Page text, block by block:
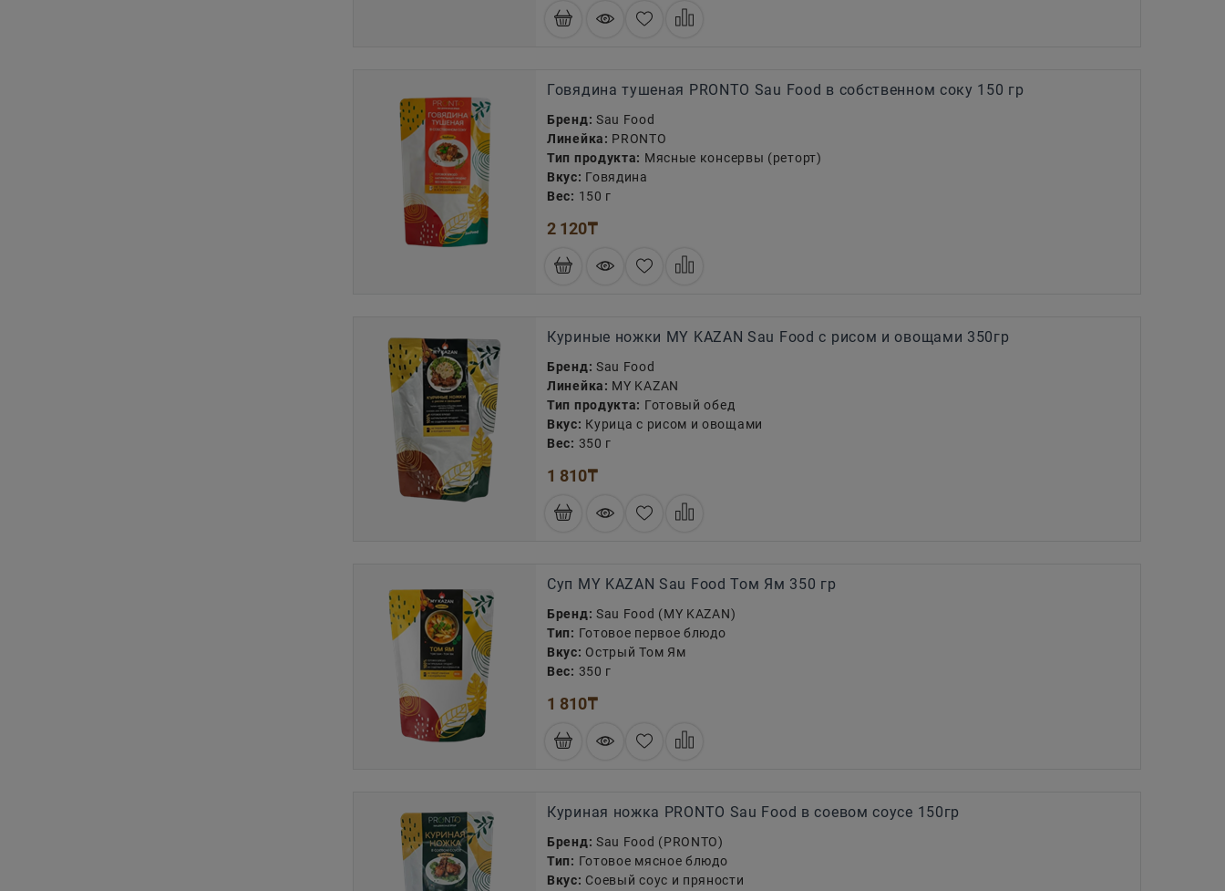
Говядина тушеная PRONTO Sau Food в собственном соку 150 гр
Бренд: Sau Food
Линейка: PRONTO
Тип продукта: Мясные консервы (реторт)
Вкус: Говядина
Вес: 150 г
2 120₸
Куриные ножки MY KAZAN Sau Food с рисом и овощами 350гр
Бренд: Sau Food
Линейка: MY KAZAN
Тип продукта: Готовый обед
Вкус: Курица с рисом и овощами
Вес: 350 г
1 810₸
Суп MY KAZAN Sau Food Том Ям 350 гр
Бренд: Sau Food (MY KAZAN)
Тип: Готовое первое блюдо
Вкус: Острый Том Ям
Вес: 350 г
1 810₸
Куриная ножка PRONTO Sau Food в соевом соусе 150гр
Бренд: Sau Food (PRONTO)
Тип: Готовое мясное блюдо
Вкус: Соевый соус и пряности